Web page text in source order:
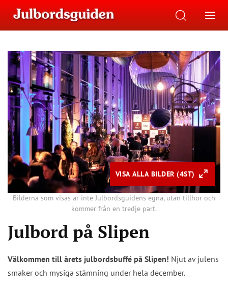
VISA ALLA BILDER (4ST)
Bilderna som visas är inte Julbordsguidens egna, utan tillhör och
kommer från en tredje part.
Julbord på Slipen
Välkommen till årets julbordsbuffé på Slipen! Njut av julens
smaker och mysiga stämning under hela december.